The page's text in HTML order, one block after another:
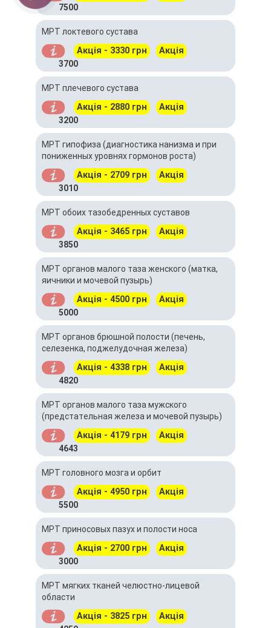
7500
МРТ локтевого сустава
Акція - 3330 грн Акція
3700
МРТ плечевого сустава
Акція - 2880 грн Акція
3200
МРТ гипофиза (диагностика нанизма и при
пониженных уровнях гормонов роста)
Акція - 2709 грн Акція
3010
МРТ обоих тазобедренных суставов
Акція - 3465 грн Акція
3850
МРТ органов малого таза женского (матка,
яичники и мочевой пузырь)
Акція - 4500 грн Акція
5000
МРТ органов брюшной полости (печень,
селезенка, поджелудочная железа)
Акція - 4338 грн Акція
4820
МРТ органов малого таза мужского
(предстательная железа и мочевой пузырь)
Акція - 4179 грн Акція
4643
МРТ головного мозга и орбит
Акція - 4950 грн Акція
5500
МРТ приносовых пазух и полости носа
Акція - 2700 грн Акція
3000
МРТ мягких тканей челюстно-лицевой
области
Акція - 3825 грн Акція